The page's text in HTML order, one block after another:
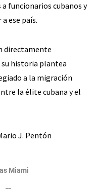
funcionarios cubanos y
ese país.
directamente
su historia plantea
a la migración
la élite cubana y el
J. Pentón
Miami